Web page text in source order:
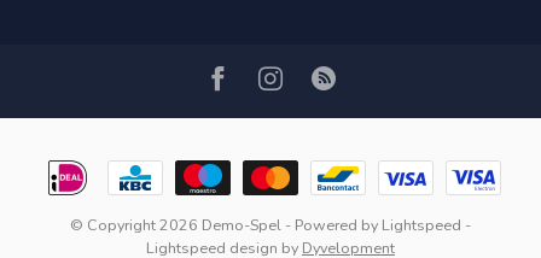
© Copyright 2026 Demo-Spel - Powered by Lightspeed -
Lightspeed design by Dyvelopment